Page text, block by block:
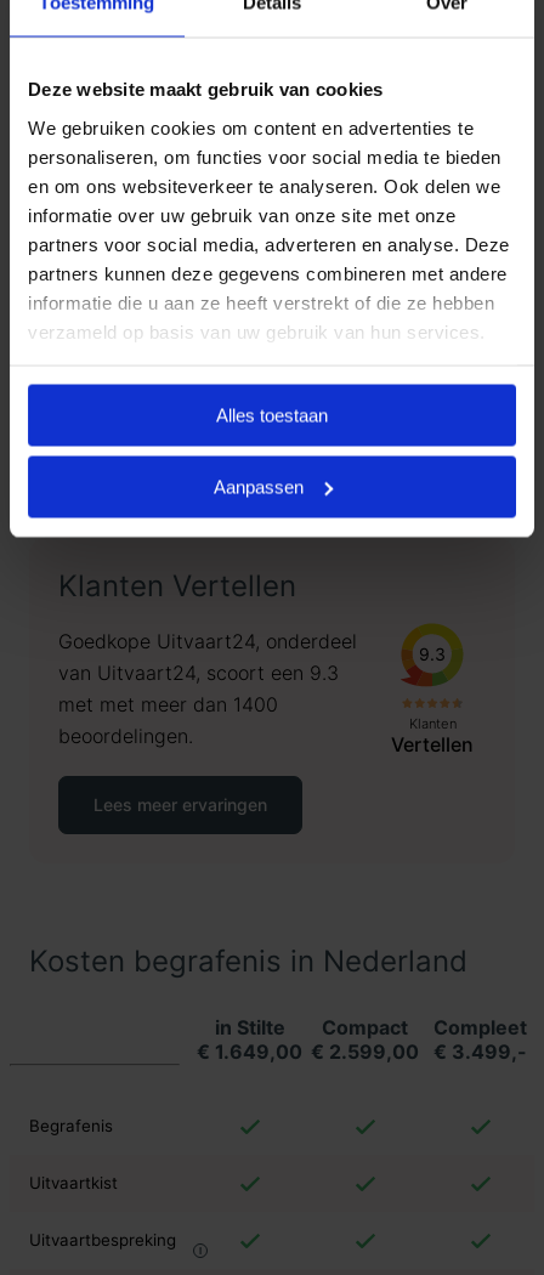
Deze website maakt gebruik van cookies
We gebruiken cookies om content en advertenties te
personaliseren, om functies voor social media te bieden
en om ons websiteverkeer te analyseren. Ook delen we
informatie over uw gebruik van onze site met onze
partners voor social media, adverteren en analyse. Deze
partners kunnen deze gegevens combineren met andere
informatie die u aan ze heeft verstrekt of die ze hebben
verzameld op basis van uw gebruik van hun services.
Alles toestaan
Aanpassen
aansluiten bij de meest voorkomende
uitvaartwensen. In één oogopslag ziet u al uw opties
op deze manier alleen voor datgene wat u wilt
afnemen en wat past binnen uw budget. Indien u dit
wenst, kunt u deze pakketten uiteraard uitbreiden.
Door met vaste uitvaartpakketten te werken, kan
Goedkope Uitvaart24 u een goed verzorgde,
persoonlijke en waardige begrafenis tegen een
eerlijk tarief garanderen.
bereikbaar. Neemt u vrijblijvend contact met ons op
via telefoonnummer085 016 0685.
Klanten Vertellen
Goedkope Uitvaart24, onderdeel
van Uitvaart24, scoort een 9.3
met met meer dan 1400
beoordelingen.
9.3
Klanten
Vertellen
Lees meer ervaringen
Kosten begrafenis in Nederland
in Stilte
€ 1.649,00
Compact
€ 2.599,00
Compleet
€ 3.499,-
Begrafenis
Uitvaartkist
Uitvaartbespreking